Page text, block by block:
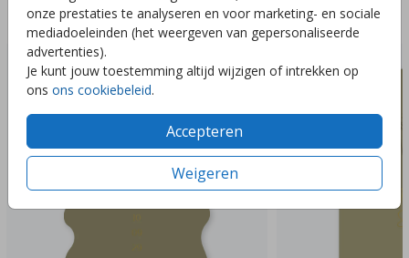
onze prestaties te analyseren en voor marketing- en sociale
mediadoeleinden (het weergeven van gepersonaliseerde
advertenties).
Je kunt jouw toestemming altijd wijzigen of intrekken op
ons ons cookiebeleid.
Accepteren
Weigeren
Deze ontwerpen vind je misschien ook leuk